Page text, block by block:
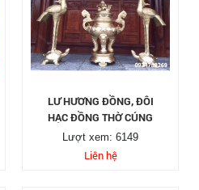
LƯ HƯƠNG ĐỒNG, ĐÔI
HẠC ĐỒNG THỜ CÚNG
Lượt xem: 6149
Liên hệ